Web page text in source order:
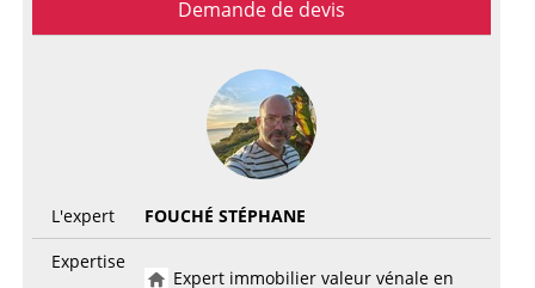
Demande de devis
L'expert
FOUCHÉ STÉPHANE
Expertise
Expert immobilier valeur vénale en